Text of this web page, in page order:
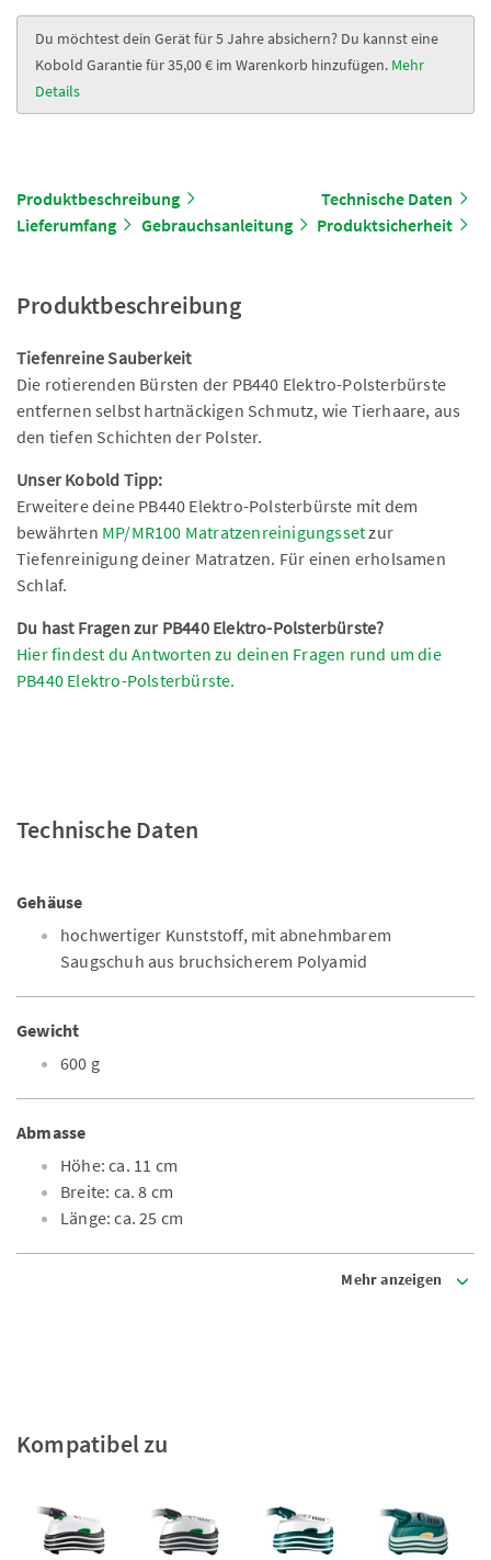
Du möchtest dein Gerät für 5 Jahre absichern? Du kannst eine
Kobold Garantie für 35,00 € im Warenkorb hinzufügen. Mehr
Details
Produktbeschreibung
Technische Daten
Lieferumfang
Gebrauchsanleitung Produktsicherheit
Produktbeschreibung
Tiefenreine Sauberkeit
Die rotierenden Bürsten der PB440 Elektro-Polsterbürste
entfernen selbst hartnäckigen Schmutz, wie Tierhaare, aus
den tiefen Schichten der Polster.
Unser Kobold Tipp:
Erweitere deine PB440 Elektro-Polsterbürste mit dem
bewährten MP/MR100 Matratzenreinigungssetzur
Tiefenreinigung deiner Matratzen. Für einen erholsamen
Schlaf.
Du hast Fragen zur PB440 Elektro-Polsterbürste?
Hier findest du Antworten zu deinen Fragen rund um die
PB440 Elektro-Polsterbürste.
Technische Daten
Gehäuse
hochwertiger Kunststoff, mit abnehmbarem
Saugschuh aus bruchsicherem Polyamid
Gewicht
600 g
Abmasse
Höhe: ca. 11 cm
Breite: ca. 8 cm
Länge: ca. 25 cm
Mehr anzeigen
Kompatibel zu